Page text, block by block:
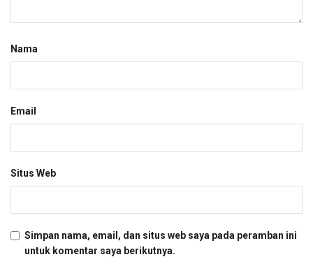
Nama
Email
Situs Web
Simpan nama, email, dan situs web saya pada peramban ini
untuk komentar saya berikutnya.